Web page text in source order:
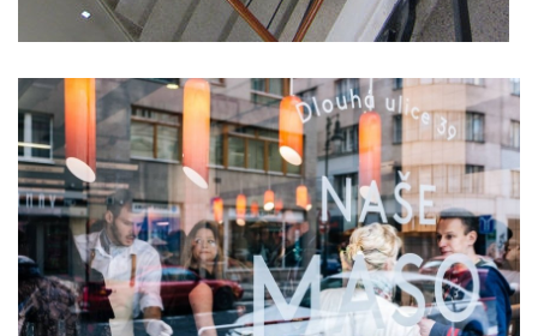
obecní byty dolní břežany